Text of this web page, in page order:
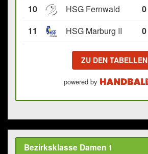
10
HSG Fernwald 0
11
HSG Marburg II 0
ZU DEN TABELLEN
powered by
Bezirksklasse Damen 1